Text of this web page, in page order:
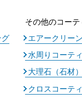
その他のコー
エアークリー
水周りコーテ
大理石（石材
クロスコーテ